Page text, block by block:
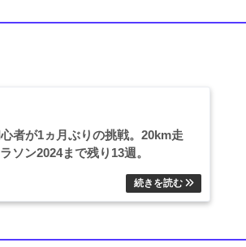
者が1ヵ月ぶりの挑戦。20km走
ソン2024まで残り13週。